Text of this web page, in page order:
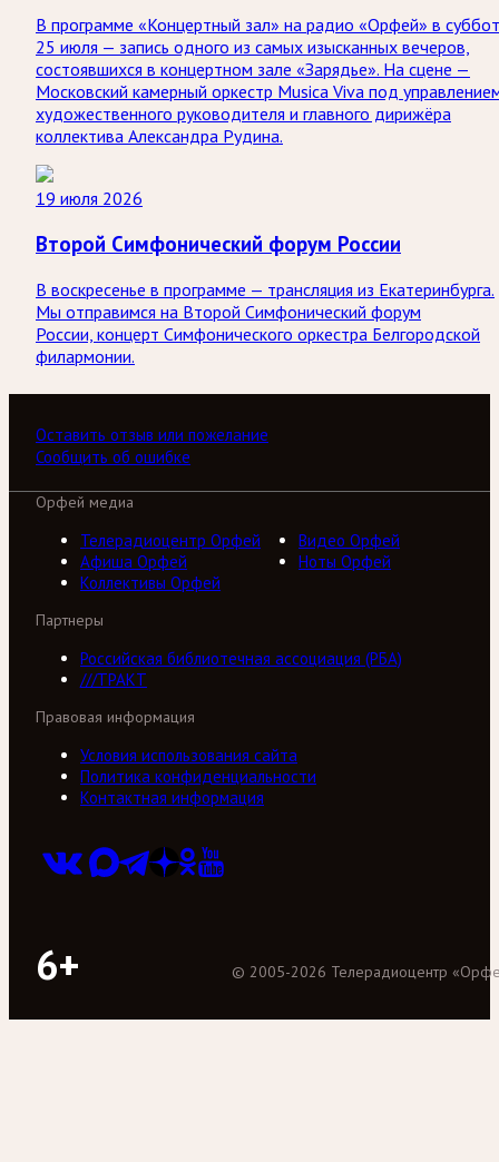
В программе «Концертный зал» на радио «Орфей» в
25 июля — запись одного из самых изысканных вечеров,
состоявшихся в концертном зале «Зарядье». На сцене —
Московский камерный оркестр Musica Viva под
художественного руководителя и главного дирижёра
коллектива Александра Рудина.
19 июля 2026
Второй Симфонический форум России
В воскресенье в программе — трансляция из Екатеринбурга.
Мы отправимся на Второй Симфонический форум
России, концерт Симфонического оркестра Белгородской
филармонии.
Оставить отзыв или пожелание
Сообщить об ошибке
Орфей медиа
Телерадиоцентр Орфей
Видео Орфей
Афиша Орфей
Ноты Орфей
Коллективы Орфей
Партнеры
Российская библиотечная ассоциация (РБА)
///ТРАКТ
Правовая информация
Условия использования сайта
Политика конфиденциальности
Контактная информация
6+ © 2005-2026 Телерадиоцентр